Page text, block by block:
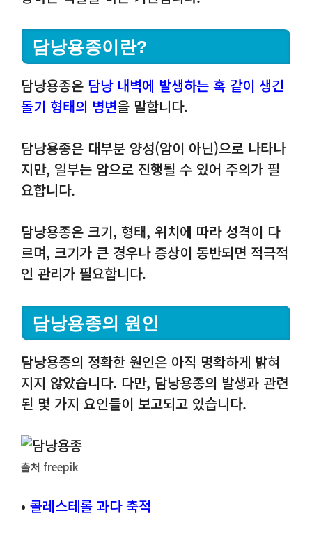
담낭용종이란?
담낭용종은 담낭 내벽에 발생하는 혹 같이 생긴
돌기 형태의 병변을 말합니다.
담낭용종은 대부분 양성(암이 아닌)으로 나타나
지만, 일부는 암으로 진행될 수 있어 주의가 필
요합니다.
담낭용종은 크기, 형태, 위치에 따라 성격이 다
르며, 크기가 큰 경우나 증상이 동반되면 적극적
인 관리가 필요합니다.
담낭용종의 원인
담낭용종의 정확한 원인은 아직 명확하게 밝혀
지지 않았습니다. 다만, 담낭용종의 발생과 관련
된 몇 가지 요인들이 보고되고 있습니다.
출처 freepik
• 콜레스테롤 과다 축적